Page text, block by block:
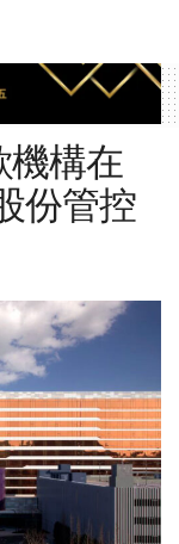
機構在
份管控